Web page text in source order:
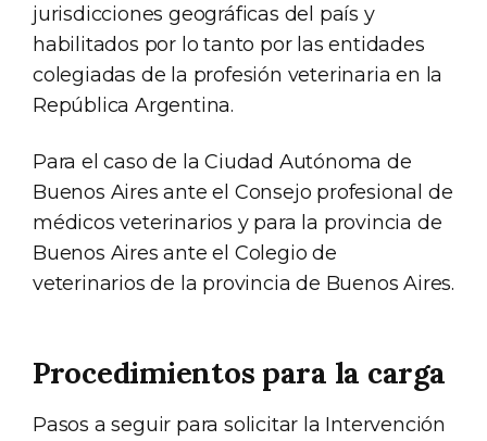
jurisdicciones geográficas del país y
habilitados por lo tanto por las entidades
colegiadas de la profesión veterinaria en la
República Argentina.
Para el caso de la Ciudad Autónoma de
Buenos Aires ante el Consejo profesional de
médicos veterinarios y para la provincia de
Buenos Aires ante el Colegio de
veterinarios de la provincia de Buenos Aires.
Procedimientos para la carga
Pasos a seguir para solicitar la Intervención